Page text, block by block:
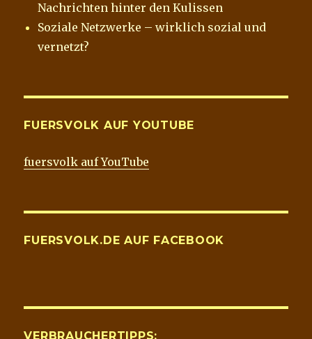
Nachrichten hinter den Kulissen
Soziale Netzwerke – wirklich sozial und
vernetzt?
FUERSVOLK AUF YOUTUBE
fuersvolk auf YouTube
FUERSVOLK.DE AUF FACEBOOK
VERBRAUCHERTIPPS: